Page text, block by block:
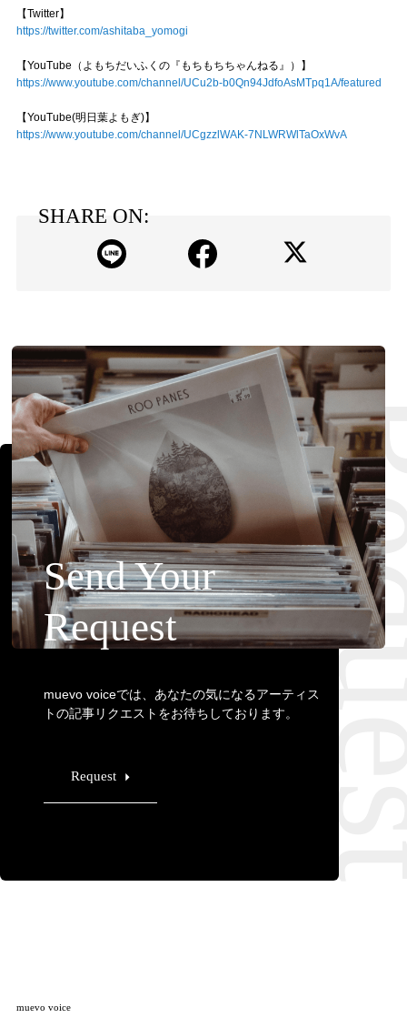
【Twitter】
https://twitter.com/ashitaba_yomogi
【YouTube（よもちだいふくの『もちもちちゃんねる』）】
https://www.youtube.com/channel/UCu2b-b0Qn94JdfoAsMTpq1A/featured
【YouTube(明日葉よもぎ)】
https://www.youtube.com/channel/UCgzzlWAK-7NLWRWlTaOxWvA
SHARE ON:
Send Your
Request
muevo voiceでは、あなたの気になるアーティス
トの記事リクエストをお待ちしております。
Request
muevo voice